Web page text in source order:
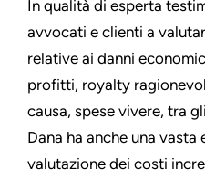
In qualità di esperta
avvocati e clienti a
relative ai danni
profitti, royalty
causa, spese vivere, tra
Dana ha anche una vasta
valutazione dei costi